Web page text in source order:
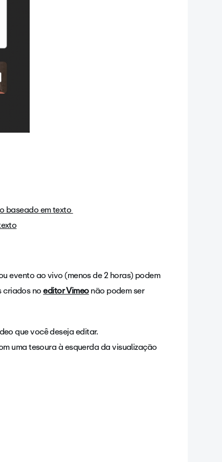
baseado em texto
evento ao vivo (menos de 2 horas) podem
criados noeditor Vimeonão podem ser
que você deseja editar.
uma tesoura à esquerda da visualização